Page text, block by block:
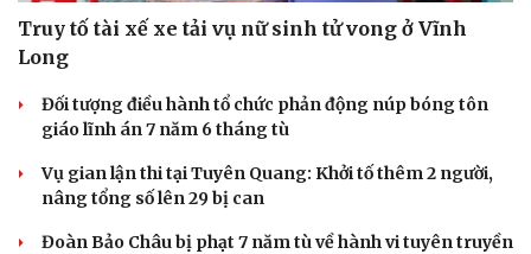
Truy tố tài xế xe tải vụ nữ sinh tử vong ở Vĩnh
Long
Đối tượng điều hành tổ chức phản động núp bóng tôn
giáo lĩnh án 7 năm 6 tháng tù
Vụ gian lận thi tại Tuyên Quang: Khởi tố thêm 2 người,
nâng tổng số lên 29 bị can
Đoàn Bảo Châu bị phạt 7 năm tù về hành vi tuyên truyền